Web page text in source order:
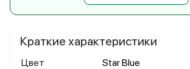
Краткие характеристики
Цвет
Star Blue